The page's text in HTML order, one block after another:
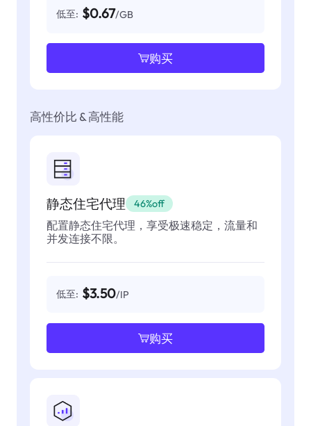
低至: $0.67/GB
购买
高性价比 & 高性能
静态住宅代理 46%off
配置静态住宅代理，享受极速稳定，流量和
并发连接不限。
低至: $3.50/IP
购买